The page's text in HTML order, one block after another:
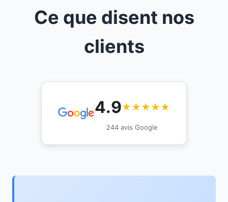
Ce que disent nos
clients
4.9★★★★★
244 avis Google